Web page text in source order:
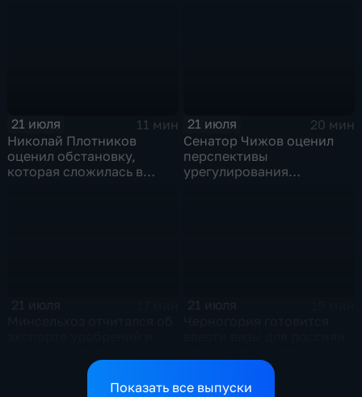
21 июля
11 мин
Николай Плотников
оценил обстановку,
которая сложилась в
21 июля
20 мин
Сенатор Чижов оценил
перспективы
урегулирования
аграриев топливом
по экономике страны
Показать все выпуски